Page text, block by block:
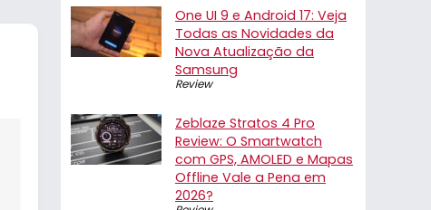
One UI 9 e Android 17: Veja
Todas as Novidades da
Nova Atualização da
Samsung
Review
Zeblaze Stratos 4 Pro
Review: O Smartwatch
com GPS, AMOLED e Mapas
Offline Vale a Pena em
2026?